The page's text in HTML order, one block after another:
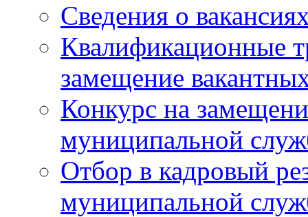
Сведения о
Квалификационные
замещение
Конкурс на
муниципальной
Отбор в кадровый
муниципальной